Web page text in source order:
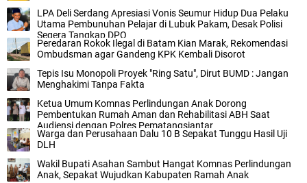
LPA Deli Serdang Apresiasi Vonis Seumur Hidup Dua Pelaku
Utama Pembunuhan Pelajar di Lubuk Pakam, Desak Polisi
Segera Tangkap DPO
Peredaran Rokok Ilegal di Batam Kian Marak, Rekomendasi
Ombudsman agar Gandeng KPK Kembali Disorot
Tepis Isu Monopoli Proyek "Ring Satu", Dirut BUMD : Jangan
Menghakimi Tanpa Fakta
Ketua Umum Komnas Perlindungan Anak Dorong
Pembentukan Rumah Aman dan Rehabilitasi ABH Saat
Audiensi dengan Polres Pematangsiantar
Warga dan Perusahaan Dalu 10 B Sepakat Tunggu Hasil Uji
DLH
Wakil Bupati Asahan Sambut Hangat Komnas Perlindungan
Anak, Sepakat Wujudkan Kabupaten Ramah Anak